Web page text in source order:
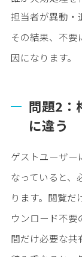
担当者が異動・
その結果、不
因になります。
問題2：
に違う
ゲストユーザー
なっていると、
ります。閲覧
ウンロード不
間だけ必要な共